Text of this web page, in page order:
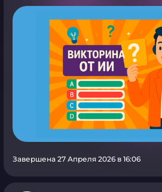
Завершена 27 Апреля 2026 в 16:06